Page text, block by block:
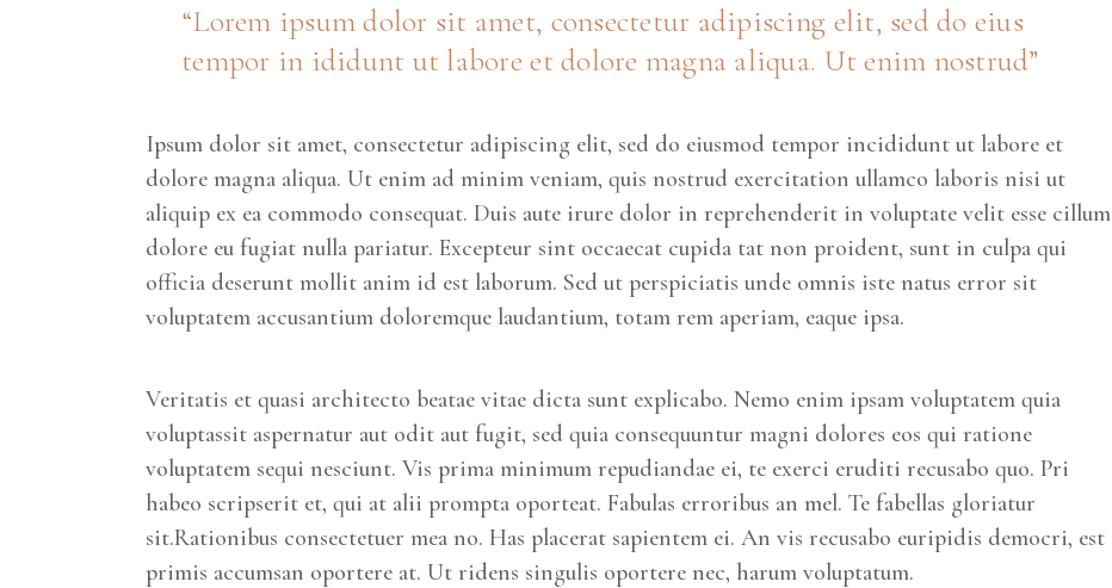
“Lorem ipsum dolor sit amet, consectetur adipiscing elit, sed do eius
tempor in ididunt ut labore et dolore magna aliqua. Ut enim nostrud”
Ipsum dolor sit amet, consectetur adipiscing elit, sed do eiusmod tempor incididunt ut labore et
dolore magna aliqua. Ut enim ad minim veniam, quis nostrud exercitation ullamco laboris nisi ut
aliquip ex ea commodo consequat. Duis aute irure dolor in reprehenderit in voluptate velit esse cillum
dolore eu fugiat nulla pariatur. Excepteur sint occaecat cupida tat non proident, sunt in culpa qui
officia deserunt mollit anim id est laborum. Sed ut perspiciatis unde omnis iste natus error sit
voluptatem accusantium doloremque laudantium, totam rem aperiam, eaque ipsa.
Veritatis et quasi architecto beatae vitae dicta sunt explicabo. Nemo enim ipsam voluptatem quia
voluptassit aspernatur aut odit aut fugit, sed quia consequuntur magni dolores eos qui ratione
voluptatem sequi nesciunt. Vis prima minimum repudiandae ei, te exerci eruditi recusabo quo. Pri
habeo scripserit et, qui at alii prompta oporteat. Fabulas erroribus an mel. Te fabellas gloriatur
sit.Rationibus consectetuer mea no. Has placerat sapientem ei. An vis recusabo euripidis democri, est
primis accumsan oportere at. Ut ridens singulis oportere nec, harum voluptatum.